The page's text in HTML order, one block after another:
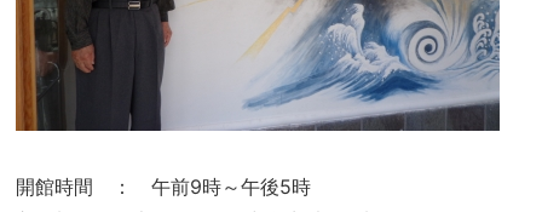
開館時間 ： 午前9時～午後5時